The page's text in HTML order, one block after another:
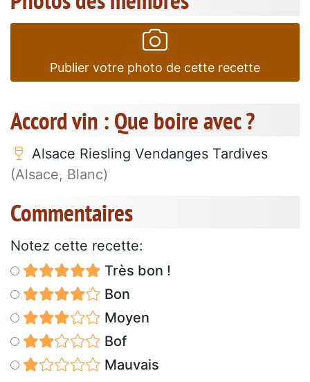
Publier votre photo de cette recette
Accord vin : Que boire avec ?
Alsace Riesling Vendanges Tardives
(Alsace, Blanc)
Commentaires
Notez cette recette:
Très bon !
Bon
Moyen
Bof
Mauvais